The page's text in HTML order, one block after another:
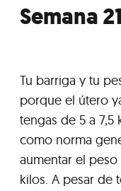
Semana 21
Tu barriga y tu
porque el útero
tengas de 5 a 7,5
como norma
aumentar el
kilos. A pesar de